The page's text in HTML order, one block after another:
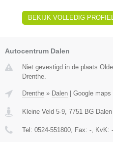
BEKIJK VOLLEDIG
Autocentrum Dalen
Niet gevestigd in de plaats
Drenthe.
Drenthe » Dalen Google maps
Kleine Veld 5-9, 7751 BG Dalen
Tel: 0524-551800, Fax: -, KvK: -